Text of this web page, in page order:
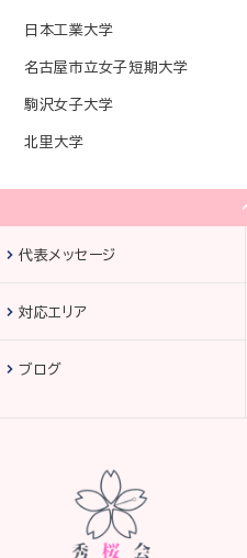
日本工業大学
名古屋市立女子短期大学
駒沢女子大学
北里大学
代表メッセージ
対応エリア
ブログ